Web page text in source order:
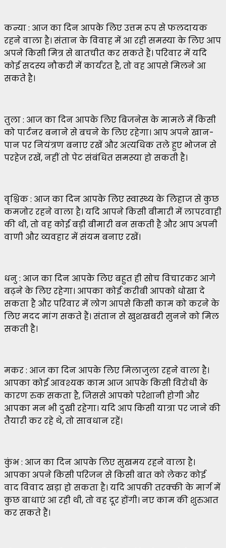
कन्या : आज का दिन आपके लिए उत्तम रूप से फलदायक
रहने वाला है। संतान के विवाह में आ रही समस्या के लिए आप
अपने किसी मित्र से बातचीत कर सकते हैं। परिवार में यदि
कोई सदस्य नौकरी में कार्यरत है, तो वह आपसे मिलने आ
सकते है।
तुला : आज का दिन आपके लिए बिजनेस के मामले में किसी
को पार्टनर बनाने से बचने के लिए रहेगा। आप अपने खान-
पान पर नियंत्रण बनाए रखें और अत्यधिक तले हुए भोजन से
परहेज रखें, नहीं तो पेट संबंधित समस्या हो सकती है।
वृश्चिक : आज का दिन आपके लिए स्वास्थ्य के लिहाज से कुछ
कमजोर रहने वाला है। यदि आपने किसी बीमारी में लापरवाही
की थी, तो वह कोई बड़ी बीमारी बन सकती है और आप अपनी
वाणी और व्यवहार में संयम बनाए रखें।
धनु : आज का दिन आपके लिए बहुत ही सोच विचारकर आगे
बढ़ने के लिए रहेगा। आपका कोई करीबी आपको धोखा दे
सकता है और परिवार में लोग आपसे किसी काम को करने के
लिए मदद मांग सकते हैं। संतान से खुशखबरी सुनने को मिल
सकती है।
मकर : आज का दिन आपके लिए मिलाजुला रहने वाला है।
आपका कोई आवश्यक काम आज आपके किसी विरोधी के
कारण रुक सकता है, जिससे आपको परेशानी होगी और
आपका मन भी दुखी रहेगा। यदि आप किसी यात्रा पर जाने की
तैयारी कर रहे थे, तो सावधान रहें।
कुंभ : आज का दिन आपके लिए सुखमय रहने वाला है।
आपका अपने किसी परिजन से किसी बात को लेकर कोई
वाद विवाद खड़ा हो सकता है। यदि आपकी तरक्की के मार्ग में
कुछ बाधाएं आ रही थी, तो वह दूर होंगी। नए काम की शुरुआत
कर सकते हैं।